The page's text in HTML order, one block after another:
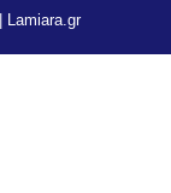
Lamiara.gr